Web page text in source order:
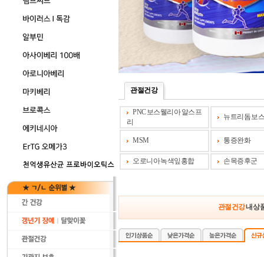
관절건강
PNC 보스웰리아 알스프
리
뉴트리돔 보
MSM 통증완화
오로니아 녹색잎홍합 손목증후군
관절건강내 상